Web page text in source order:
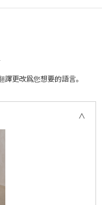
更改爲您想要的語言。